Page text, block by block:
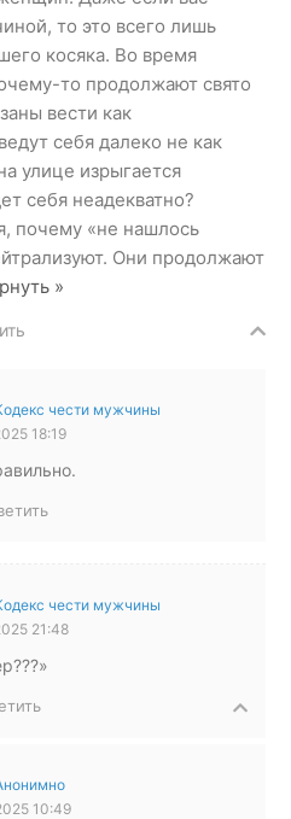
то это всего лишь
косяка. Во время
то продолжают свято
вести как
себя далеко не как
улице изрыгается
себя неадекватно?
почему «не нашлось
Они продолжают
»
чести мужчины
18:19
чести мужчины
21:48
10:49